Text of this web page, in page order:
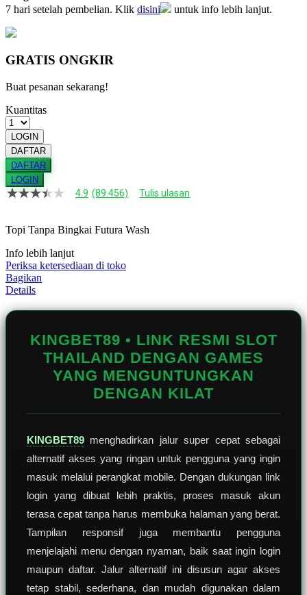
7 hari setelah pembelian. Klik disini untuk info lebih lanjut.
GRATIS ONGKIR
Buat pesanan sekarang!
Kuantitas
LOGIN
DAFTAR
DAFTAR
LOGIN
4.9
bintang,
rating
rata-
rata.
Read
13
Reviews.
Tautan
4.9 (89.456) Tulis ulasan
Topi Tanpa Bingkai Futura Wash
Info lebih lanjut
Periksa ketersediaan di toko
Bagikan
Details
KINGBET89 • LINK RESMI SLOT
THAILAND DENGAN GAMES
YANG MENGUNTUNGKAN
DENGAN KILAT
KINGBET89 menghadirkan jalur super cepat sebagai
alternatif akses yang ringan untuk pengguna yang ingin
masuk melalui perangkat mobile. Dengan dukungan link
login yang dibuat lebih praktis, proses masuk akun
terasa cepat tanpa harus membuka halaman yang berat.
Tampilan responsif juga membantu pengguna
menjelajahi menu dengan nyaman, baik saat ingin login
maupun daftar. Jalur alternatif ini disusun agar akses
tetap stabil, sederhana, dan mudah digunakan dalam